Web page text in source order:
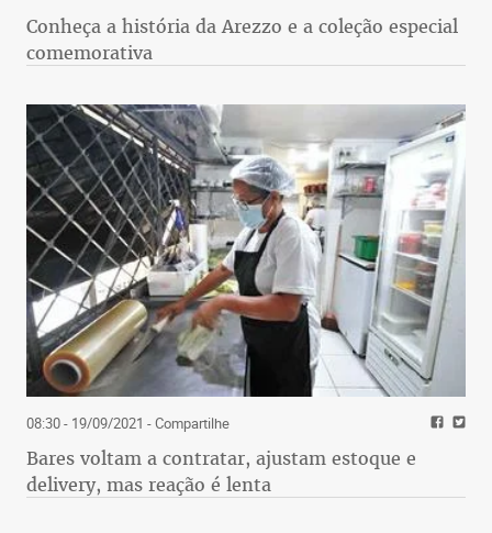
Conheça a história da Arezzo e a coleção especial
comemorativa
08:30 - 19/09/2021 - Compartilhe
Bares voltam a contratar, ajustam estoque e
delivery, mas reação é lenta